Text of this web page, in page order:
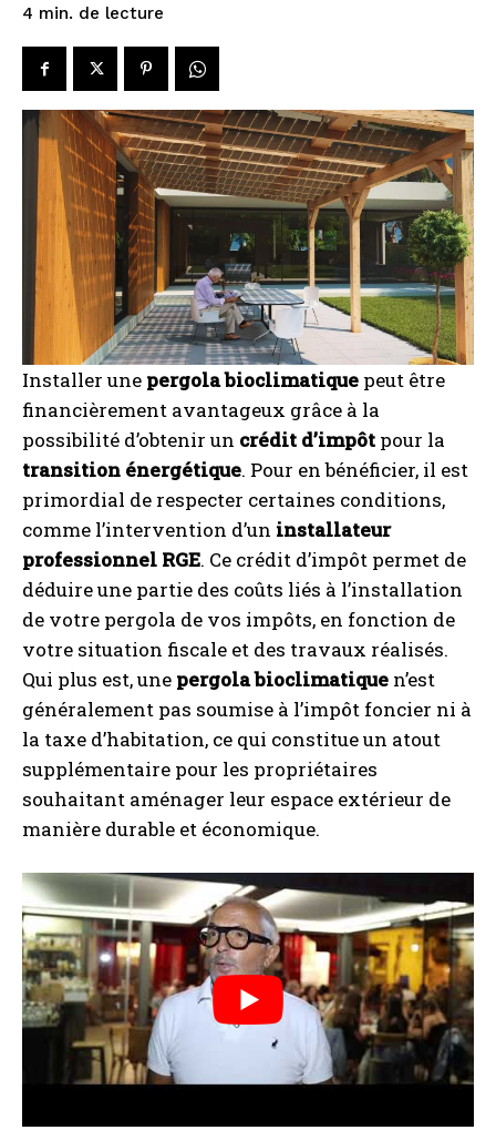
4 min. de lecture
Installer une pergola bioclimatique peut être
financièrement avantageux grâce à la
possibilité d’obtenir un crédit d’impôt pour la
transition énergétique. Pour en bénéficier, il est
primordial de respecter certaines conditions,
comme l’intervention d’un installateur
professionnel RGE. Ce crédit d’impôt permet de
déduire une partie des coûts liés à l’installation
de votre pergola de vos impôts, en fonction de
votre situation fiscale et des travaux réalisés.
Qui plus est, une pergola bioclimatique n’est
généralement pas soumise à l’impôt foncier ni à
la taxe d’habitation, ce qui constitue un atout
supplémentaire pour les propriétaires
souhaitant aménager leur espace extérieur de
manière durable et économique.